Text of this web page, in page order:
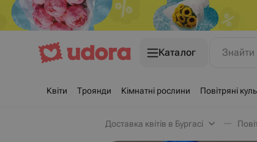
Каталог Знайти
Квіти Троянди Кімнатні рослини Повітряні
Доставка квітів в Бургасі